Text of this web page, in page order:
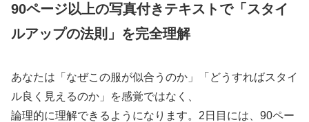
90ページ以上の写真付きテキストで「スタイ
ルアップの法則」を完全理解
あなたは「なぜこの服が似合うのか」「どうすればスタイ
ル良く見えるのか」を感覚ではなく、
論理的に理解できるようになります。2日目には、90ペー